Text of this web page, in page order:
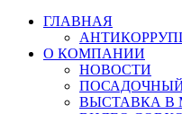
ГЛАВНАЯ
О КОМПАНИИ
НОВОСТИ
ВЫСТАВКА В